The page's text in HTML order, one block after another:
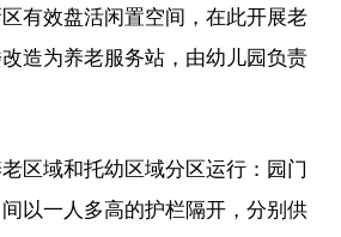
有效盘活闲置空间，在此开展老
造为养老服务站，由幼儿园负责
区域和托幼区域分区运行：园门
以一人多高的护栏隔开，分别供